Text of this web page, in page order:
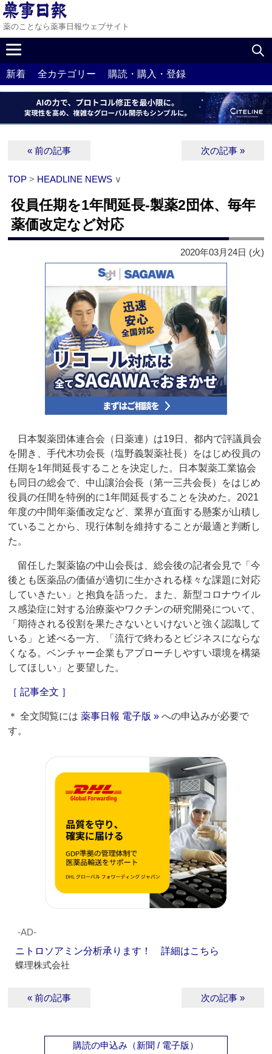
薬のことなら薬事日報ウェブサイト
新着 全カテゴリー 購読・購入・登録
« 前の記事 次の記事 »
TOP > HEADLINE NEWS ∨
役員任期を1年間延長‐製薬2団体、毎年
薬価改定など対応
2020年03月24日 (火)
日本製薬団体連合会（日薬連）は19日、都内で評議員会
を開き、手代木功会長（塩野義製薬社長）をはじめ役員の
任期を1年間延長することを決定した。日本製薬工業協会
も同日の総会で、中山讓治会長（第一三共会長）をはじめ
役員の任間を特例的に1年間延長することを決めた。2021
年度の中間年薬価改定など、業界が直面する懸案が山積し
ていることから、現行体制を維持することが最適と判断し
た。
留任した製薬協の中山会長は、総会後の記者会見で「今
後とも医薬品の価値が適切に生かされる様々な課題に対応
していきたい」と抱負を語った。また、新型コロナウイル
ス感染症に対する治療薬やワクチンの研究開発について、
「期待される役割を果たさないといけないと強く認識して
いる」と述べる一方、「流行で終わるとビジネスにならな
くなる。ベンチャー企業もアプローチしやすい環境を構築
してほしい」と要望した。
［ 記事全文 ］
＊ 全文閲覧には薬事日報 電子版 » への申込みが必要で
す。
‐AD‐
ニトロソアミン分析承ります！ 詳細はこちら
蝶理株式会社
« 前の記事 次の記事 »
購読の申込み（新聞 / 電子版）